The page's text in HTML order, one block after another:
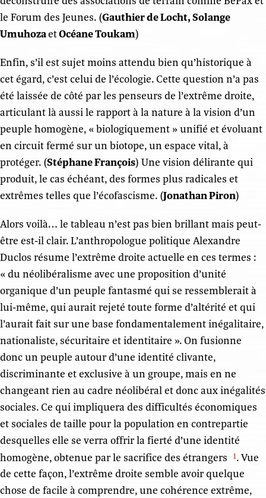
le Forum des Jeunes. (Gauthier de Locht, Solange
UmuhozaetOcéane Toukam)
Enfin, s’il est sujet moins attendu bien qu’historique à
cet égard, c’est celui de l’écologie. Cette question n’a pas
été laissée de côté par les penseurs de l’extrême droite,
articulant là aussi le rapport à la nature à la vision d’un
peuple homogène, « biologiquement » unifié et évoluant
en circuit fermé sur un biotope, un espace vital, à
protéger. (Stéphane François) Une vision délirante qui
produit, le cas échéant, des formes plus radicales et
extrêmes telles que l’écofascisme. (Jonathan Piron)
Alors voilà… le tableau n’est pas bien brillant mais peut-
être est-il clair. L’anthropologue politique Alexandre
Duclos résume l’extrême droite actuelle en ces termes :
« du néolibéralisme avec une proposition d’unité
organique d’un peuple fantasmé qui se ressemblerait à
lui-même, qui aurait rejeté toute forme d’altérité et qui
l’aurait fait sur une base fondamentalement inégalitaire,
nationaliste, sécuritaire et identitaire ». On fusionne
donc un peuple autour d’une identité clivante,
discriminante et exclusive à un groupe, mais en ne
changeant rien au cadre néolibéral et donc aux inégalités
sociales. Ce qui impliquera des difficultés économiques
et sociales de taille pour la population en contrepartie
desquelles elle se verra offrir la fierté d’une identité
homogène, obtenue par le sacrifice des étrangers
1. Vue
de cette façon, l’extrême droite semble avoir quelque
chose de facile à comprendre, une cohérence extrême,